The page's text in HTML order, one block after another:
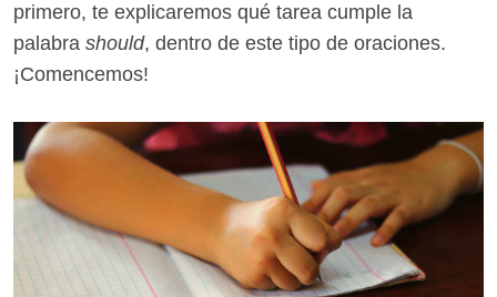
primero, te explicaremos qué tarea cumple la
palabra should, dentro de este tipo de oraciones.
¡Comencemos!